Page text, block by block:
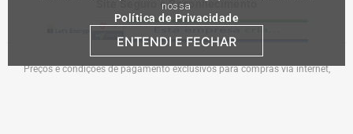
nossa
Política de Privacidade
ENTENDI E FECHAR
Site Seguro e Reconhecimento
Preços e condições de pagamento exclusivos para compras via internet,